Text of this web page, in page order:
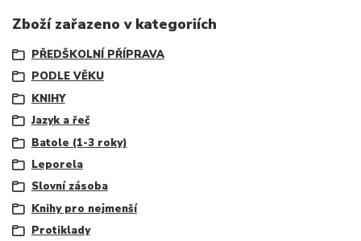
Zboží zařazeno v kategoriích
PŘEDŠKOLNÍ PŘÍPRAVA
PODLE VĚKU
KNIHY
Jazyk a řeč
Batole (1-3 roky)
Leporela
Slovní zásoba
Knihy pro nejmenší
Protiklady